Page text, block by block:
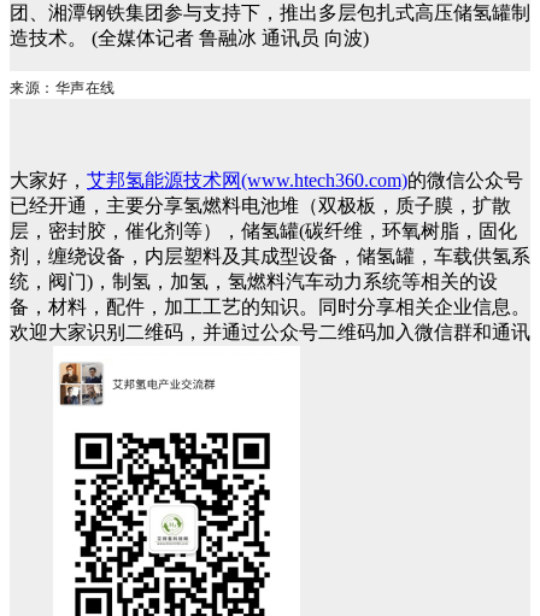
团、湘潭钢铁集团参与支持下，推出多层包扎式高压储氢罐制
造技术。 (全媒体记者 鲁融冰 通讯员 向波)
来源：华声在线
大家好， 艾邦氢能源技术网(www.htech360.com)的微信公众号
已经开通，主要分享氢燃料电池堆（双极板，质子膜，扩散
层，密封胶，催化剂等），储氢罐(碳纤维，环氧树脂，固化
剂，缠绕设备，内层塑料及其成型设备，储氢罐，车载供氢系
统，阀门)，制氢，加氢，氢燃料汽车动力系统等相关的设
备，材料，配件，加工工艺的知识。同时分享相关企业信息。
欢迎大家识别二维码，并通过公众号二维码加入微信群和通讯